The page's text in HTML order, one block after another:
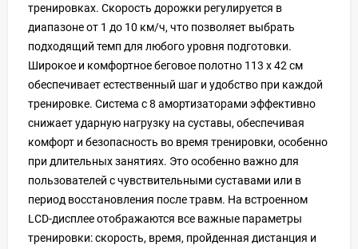
тренировках. Скорость дорожки регулируется в
диапазоне от 1 до 10 км/ч, что позволяет выбрать
подходящий темп для любого уровня подготовки.
Широкое и комфортное беговое полотно 113 х 42 см
обеспечивает естественный шаг и удобство при каждой
тренировке. Система с 8 амортизаторами эффективно
снижает ударную нагрузку на суставы, обеспечивая
комфорт и безопасность во время тренировки, особенно
при длительных занятиях. Это особенно важно для
пользователей с чувствительными суставами или в
период восстановления после травм. На встроенном
LCD-дисплее отображаются все важные параметры
тренировки: скорость, время, пройденная дистанция и